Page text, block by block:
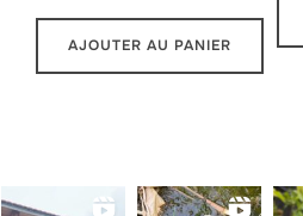
AJOUTER AU PANIER